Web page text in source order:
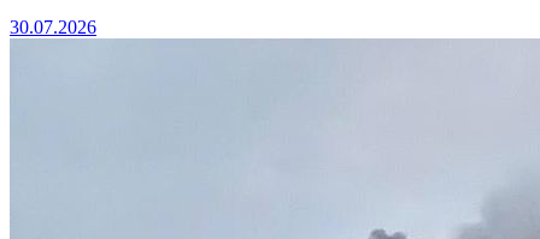
30.07.2026